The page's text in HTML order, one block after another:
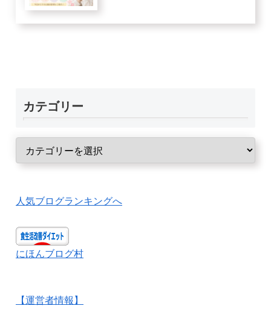
カテゴリー
人気ブログランキングへ
にほんブログ村
【運営者情報】